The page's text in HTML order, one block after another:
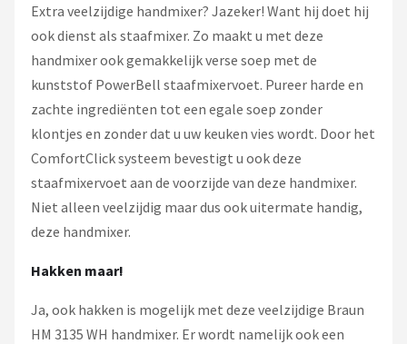
Extra veelzijdige handmixer? Jazeker! Want hij doet hij
ook dienst als staafmixer. Zo maakt u met deze
handmixer ook gemakkelijk verse soep met de
kunststof PowerBell staafmixervoet. Pureer harde en
zachte ingrediënten tot een egale soep zonder
klontjes en zonder dat u uw keuken vies wordt. Door het
ComfortClick systeem bevestigt u ook deze
staafmixervoet aan de voorzijde van deze handmixer.
Niet alleen veelzijdig maar dus ook uitermate handig,
deze handmixer.
Hakken maar!
Ja, ook hakken is mogelijk met deze veelzijdige Braun
HM 3135 WH handmixer. Er wordt namelijk ook een